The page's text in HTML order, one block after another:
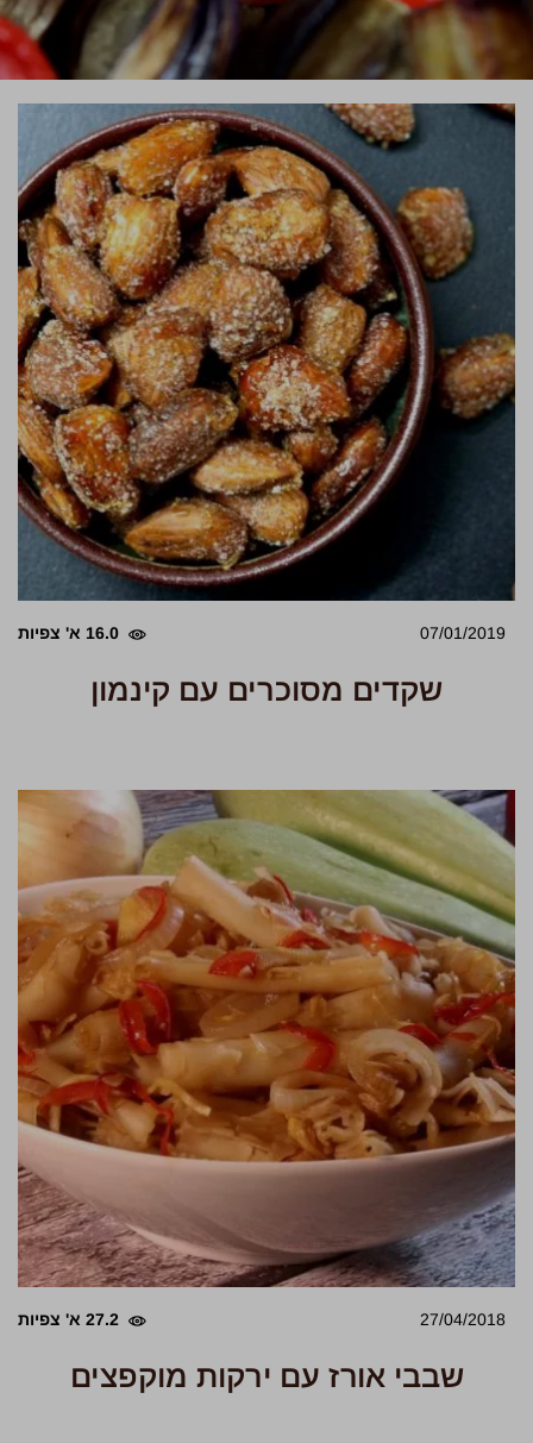
07/01/2019 16.0 א' צפיות
שקדים מסוכרים עם קינמון
27/04/2018 27.2 א' צפיות
שבבי אורז עם ירקות מוקפצים